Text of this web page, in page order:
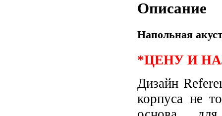
Описание
Напольная
*ЦЕНУ И
Дизайн
корпуса не